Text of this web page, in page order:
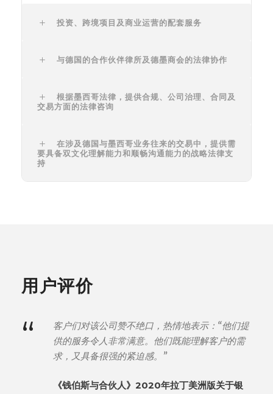
投资、跨境项目及商业运营的配套服务
与德国的合作伙伴律所及德墨商会的法律协作
根据墨西哥法律，提供合规、公司治理、合同及
交易方面的法律咨询
在涉及德国与墨西哥业务往来的交易中，提供需
要具备双文化理解能力和顺畅沟通能力的战略法律支
持
用户评价
“
客户们对该公司赞不绝口，热情地表示：“他们提
供的服务令人非常满意。他们既能理解客户的需
求，又具备很强的紧迫感。”
《钱伯斯与合伙人》2020年拉丁美洲版关于银